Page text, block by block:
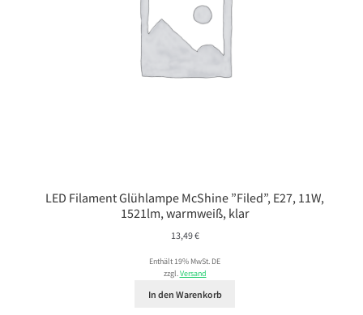
LED Filament Glühlampe McShine ”Filed”, E27, 11W,
1521lm, warmweiß, klar
13,49€
Enthält 19% MwSt. DE
zzgl.Versand
In den Warenkorb